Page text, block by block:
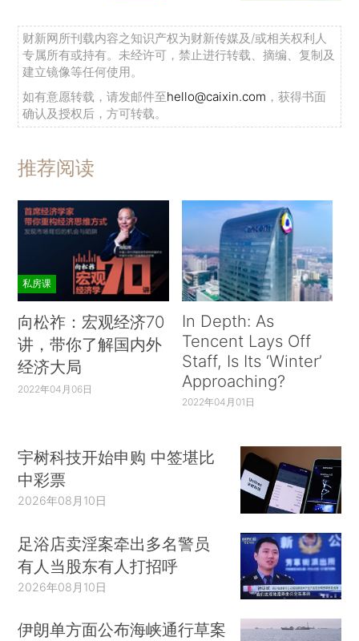
财新网所刊载内容之知识产权为财新传媒及/或相关权利人
专属所有或持有。未经许可，禁止进行转载、摘编、复制及
建立镜像等任何使用。
如有意愿转载，请发邮件至hello@caixin.com ，获得书面
确认及授权后，方可转载。
推荐阅读
私房课
向松祚：宏观经济70
讲，带你了解国内外
经济大局
2022年04月06日
In Depth: As
Tencent Lays Off
Staff, Is Its ‘Winter’
Approaching?
2022年04月01日
宇树科技开始申购 中签堪比
中彩票
2026年08月10日
足浴店卖淫案牵出多名警员
有人当股东有人打招呼
2026年08月10日
伊朗单方面公布海峡通行草案